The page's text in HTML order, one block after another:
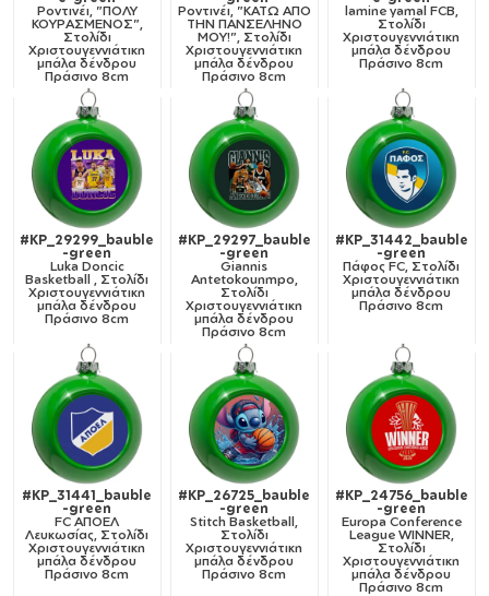
Ροντινέι, "ΠΟΛΥ
ΚΟΥΡΑΣΜΕΝΟΣ",
Στολίδι
Χριστουγεννιάτικη
μπάλα δένδρου
Πράσινο 8cm
Ροντινέι, "ΚΑΤΩ ΑΠΟ
ΤΗΝ ΠΑΝΣΕΛΗΝΟ
ΜΟΥ!", Στολίδι
Χριστουγεννιάτικη
μπάλα δένδρου
Πράσινο 8cm
lamine yamal FCB,
Στολίδι
Χριστουγεννιάτικη
μπάλα δένδρου
Πράσινο 8cm
#KP_29299_bauble
-green
Luka Doncic
Basketball , Στολίδι
Χριστουγεννιάτικη
μπάλα δένδρου
Πράσινο 8cm
#KP_29297_bauble
-green
Giannis
Antetokounmpo,
Στολίδι
Χριστουγεννιάτικη
μπάλα δένδρου
Πράσινο 8cm
#KP_31442_bauble
-green
Πάφος FC, Στολίδι
Χριστουγεννιάτικη
μπάλα δένδρου
Πράσινο 8cm
#KP_31441_bauble
-green
FC ΑΠΟΕΛ
Λευκωσίας, Στολίδι
Χριστουγεννιάτικη
μπάλα δένδρου
Πράσινο 8cm
#KP_26725_bauble
-green
Stitch Basketball,
Στολίδι
Χριστουγεννιάτικη
μπάλα δένδρου
Πράσινο 8cm
#KP_24756_bauble
-green
Europa Conference
League WINNER,
Στολίδι
Χριστουγεννιάτικη
μπάλα δένδρου
Πράσινο 8cm